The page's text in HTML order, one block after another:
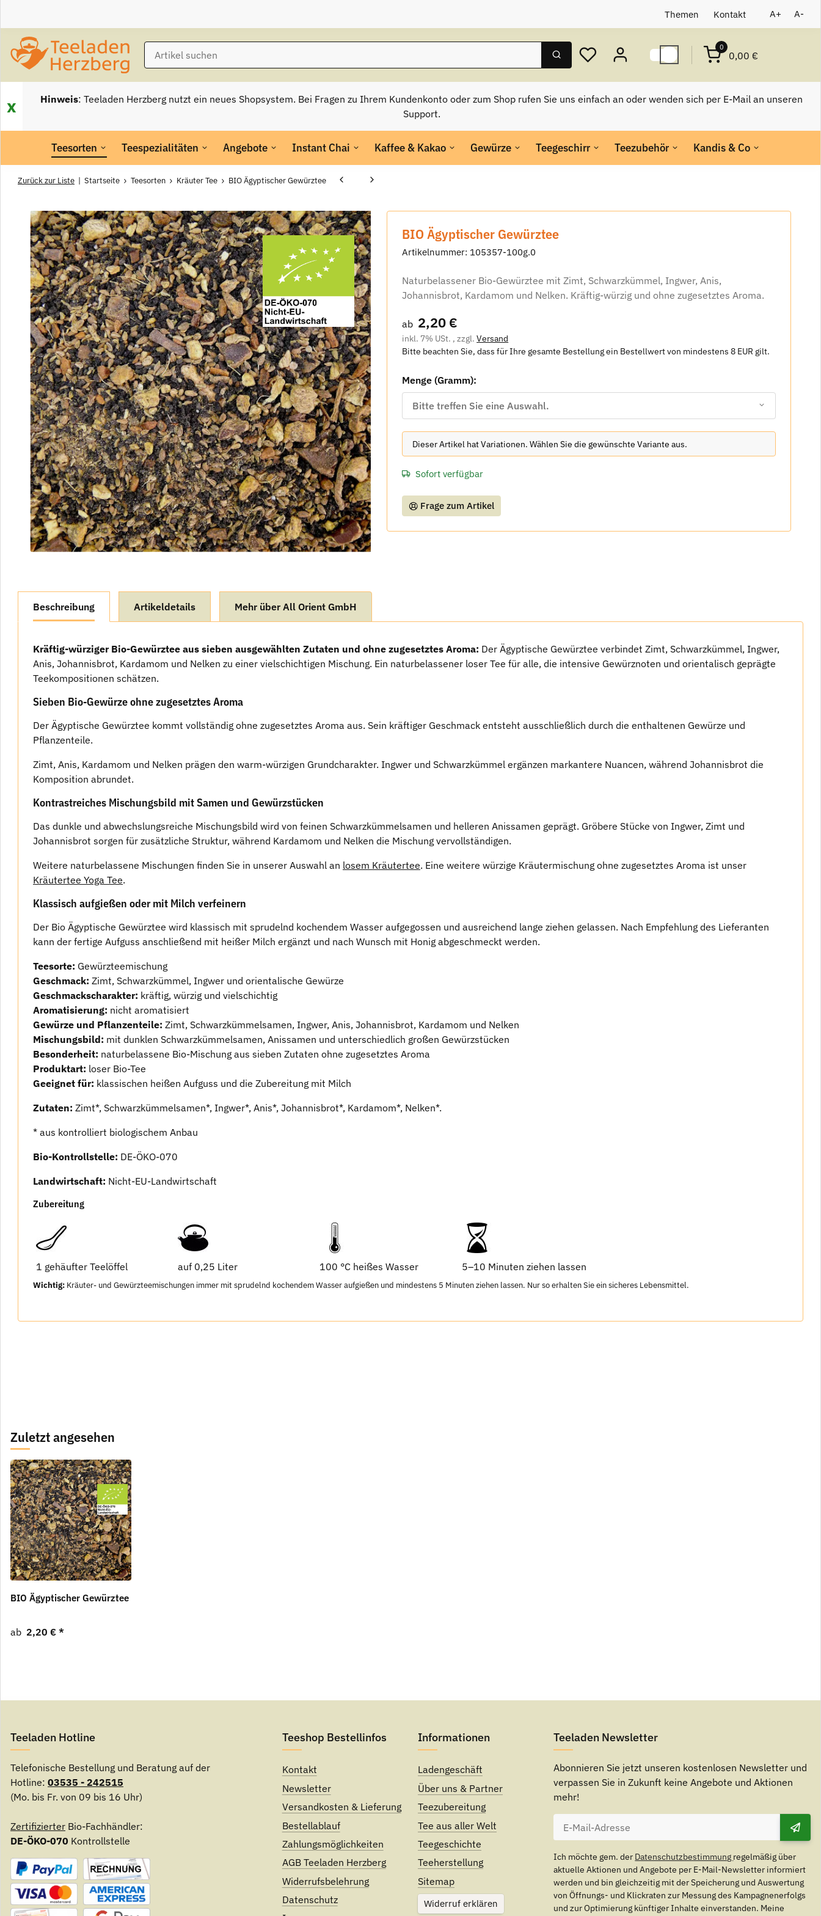
Themen Kontakt A+ A-
0
0,00 €
x Hinweis: Teeladen Herzberg nutzt ein neues Shopsystem. Bei Fragen zu Ihrem Kundenkonto oder zum Shop rufen Sie uns einfach an oder wenden sich per E-Mail an unseren
Support.
Teesorten Teespezialitäten Angebote Instant Chai Kaffee & Kakao Gewürze Teegeschirr Teezubehör Kandis & Co
Zurück zur Liste Startseite Teesorten Kräuter Tee BIO Ägyptischer Gewürztee
BIO Ägyptischer Gewürztee
Artikelnummer: 105357-100g.0
Naturbelassener Bio-Gewürztee mit Zimt, Schwarzkümmel, Ingwer, Anis,
Johannisbrot, Kardamom und Nelken. Kräftig-würzig und ohne zugesetztes Aroma.
ab 2,20 €
inkl. 7% USt. , zzgl.Versand
Bitte beachten Sie, dass für Ihre gesamte Bestellung ein Bestellwert von mindestens 8 EUR gilt.
Menge (Gramm):
Bitte treffen Sie eine Auswahl.
x
Dieser Artikel hat Variationen. Wählen Sie die gewünschte Variante aus.
Sofort verfügbar
Frage zum Artikel
Beschreibung Artikeldetails Mehr über All Orient GmbH
Kräftig-würziger Bio-Gewürztee aus sieben ausgewählten Zutaten und ohne zugesetztes Aroma: Der Ägyptische Gewürztee verbindet Zimt, Schwarzkümmel, Ingwer,
Anis, Johannisbrot, Kardamom und Nelken zu einer vielschichtigen Mischung. Ein naturbelassener loser Tee für alle, die intensive Gewürznoten und orientalisch geprägte
Teekompositionen schätzen.
Sieben Bio-Gewürze ohne zugesetztes Aroma
Der Ägyptische Gewürztee kommt vollständig ohne zugesetztes Aroma aus. Sein kräftiger Geschmack entsteht ausschließlich durch die enthaltenen Gewürze und
Pflanzenteile.
Zimt, Anis, Kardamom und Nelken prägen den warm-würzigen Grundcharakter. Ingwer und Schwarzkümmel ergänzen markantere Nuancen, während Johannisbrot die
Komposition abrundet.
Kontrastreiches Mischungsbild mit Samen und Gewürzstücken
Das dunkle und abwechslungsreiche Mischungsbild wird von feinen Schwarzkümmelsamen und helleren Anissamen geprägt. Gröbere Stücke von Ingwer, Zimt und
Johannisbrot sorgen für zusätzliche Struktur, während Kardamom und Nelken die Mischung vervollständigen.
Weitere naturbelassene Mischungen finden Sie in unserer Auswahl an losem Kräutertee. Eine weitere würzige Kräutermischung ohne zugesetztes Aroma ist unser
Kräutertee Yoga Tee.
Klassisch aufgießen oder mit Milch verfeinern
Der Bio Ägyptische Gewürztee wird klassisch mit sprudelnd kochendem Wasser aufgegossen und ausreichend lange ziehen gelassen. Nach Empfehlung des Lieferanten
kann der fertige Aufguss anschließend mit heißer Milch ergänzt und nach Wunsch mit Honig abgeschmeckt werden.
Teesorte: Gewürzteemischung
Geschmack: Zimt, Schwarzkümmel, Ingwer und orientalische Gewürze
Geschmackscharakter: kräftig, würzig und vielschichtig
Aromatisierung: nicht aromatisiert
Gewürze und Pflanzenteile: Zimt, Schwarzkümmelsamen, Ingwer, Anis, Johannisbrot, Kardamom und Nelken
Mischungsbild: mit dunklen Schwarzkümmelsamen, Anissamen und unterschiedlich großen Gewürzstücken
Besonderheit: naturbelassene Bio-Mischung aus sieben Zutaten ohne zugesetztes Aroma
Produktart: loser Bio-Tee
Geeignet für: klassischen heißen Aufguss und die Zubereitung mit Milch
Zutaten: Zimt*, Schwarzkümmelsamen*, Ingwer*, Anis*, Johannisbrot*, Kardamom*, Nelken*.
* aus kontrolliert biologischem Anbau
Bio-Kontrollstelle: DE-ÖKO-070
Landwirtschaft: Nicht-EU-Landwirtschaft
Zubereitung
1 gehäufter Teelöffel auf 0,25 Liter 100 °C heißes Wasser 5–10 Minuten ziehen lassen
Wichtig: Kräuter- und Gewürzteemischungen immer mit sprudelnd kochendem Wasser aufgießen und mindestens 5 Minuten ziehen lassen. Nur so erhalten Sie ein sicheres Lebensmittel.
Zuletzt angesehen
BIO Ägyptischer Gewürztee
ab 2,20 € *
Teeladen Hotline
Telefonische Bestellung und Beratung auf der
Hotline: 03535 - 242515
(Mo. bis Fr. von 09 bis 16 Uhr)
Zertifizierter Bio-Fachhändler:
DE-ÖKO-070 Kontrollstelle
Teeshop Bestellinfos
Kontakt
Newsletter
Versandkosten & Lieferung
Bestellablauf
Zahlungsmöglichkeiten
AGB Teeladen Herzberg
Widerrufsbelehrung
Datenschutz
Informationen
Ladengeschäft
Über uns & Partner
Teezubereitung
Tee aus aller Welt
Teegeschichte
Teeherstellung
Sitemap
Widerruf erklären
Teeladen Newsletter
Abonnieren Sie jetzt unseren kostenlosen Newsletter und
verpassen Sie in Zukunft keine Angebote und Aktionen
mehr!
Ich möchte gem. der Datenschutzbestimmung regelmäßig über
aktuelle Aktionen und Angebote per E-Mail-Newsletter informiert
werden und bin gleichzeitig mit der Speicherung und Auswertung
von Öffnungs- und Klickraten zur Messung des Kampagnenerfolgs
und zur Optimierung künftiger Inhalte einverstanden. Meine